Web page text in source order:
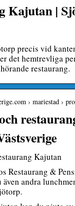
Kajutan |
precis vid
det hemtrevliga
restaurang.
› mariestad ›
Kajutan
Restaurang &
andra